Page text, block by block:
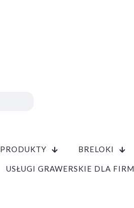
PRODUKTY BRELOKI
USŁUGI GRAWERSKIE DLA FIRM